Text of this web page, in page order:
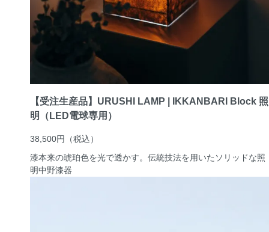
【受注生産品】URUSHI LAMP | IKKANBARI Block 照
明（LED電球専用）
38,500円
（税込）
漆本来の琥珀色を光で透かす。伝統技法を用いたソリッドな照
明中野漆器